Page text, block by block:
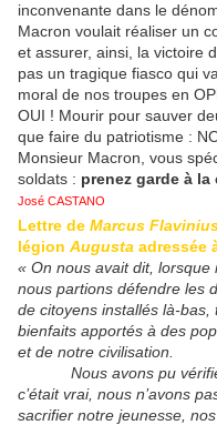
inconvenante dans le
Macron voulait réaliser un
et assurer, ainsi, la victoire
pas un tragique fiasco qui
moral de nos troupes en
OUI ! Mourir pour sauver
que faire du patriotisme :
Monsieur Macron, vous
soldats : prenez garde à
José CASTANO
Lettre de Marcus
légion Augusta adressée
« On nous avait dit,
nous partions défendre les
de citoyens installés là-bas,
bienfaits apportés à des
et de notre civilisation.
Nous avons pu
c’était vrai, nous n’avons
sacrifier notre jeunesse,